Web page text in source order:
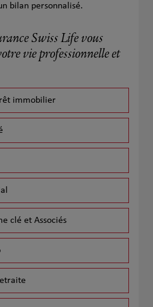
bilan personnalisé.
Swiss Life vous
vie professionnelle et
immobilier
clé et Associés